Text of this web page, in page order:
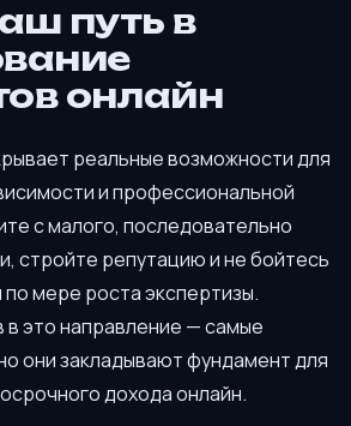
путь в
онлайн
реальные возможности для
и профессиональной
с малого, последовательно
стройте репутацию и не бойтесь
мере роста экспертизы.
это направление — самые
они закладывают фундамент для
дохода онлайн.